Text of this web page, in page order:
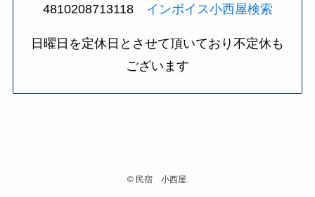
4810208713118
インボイス小西屋検索
日曜日を定休日とさせて頂いており不定休も
ございます
©民宿 小西屋.